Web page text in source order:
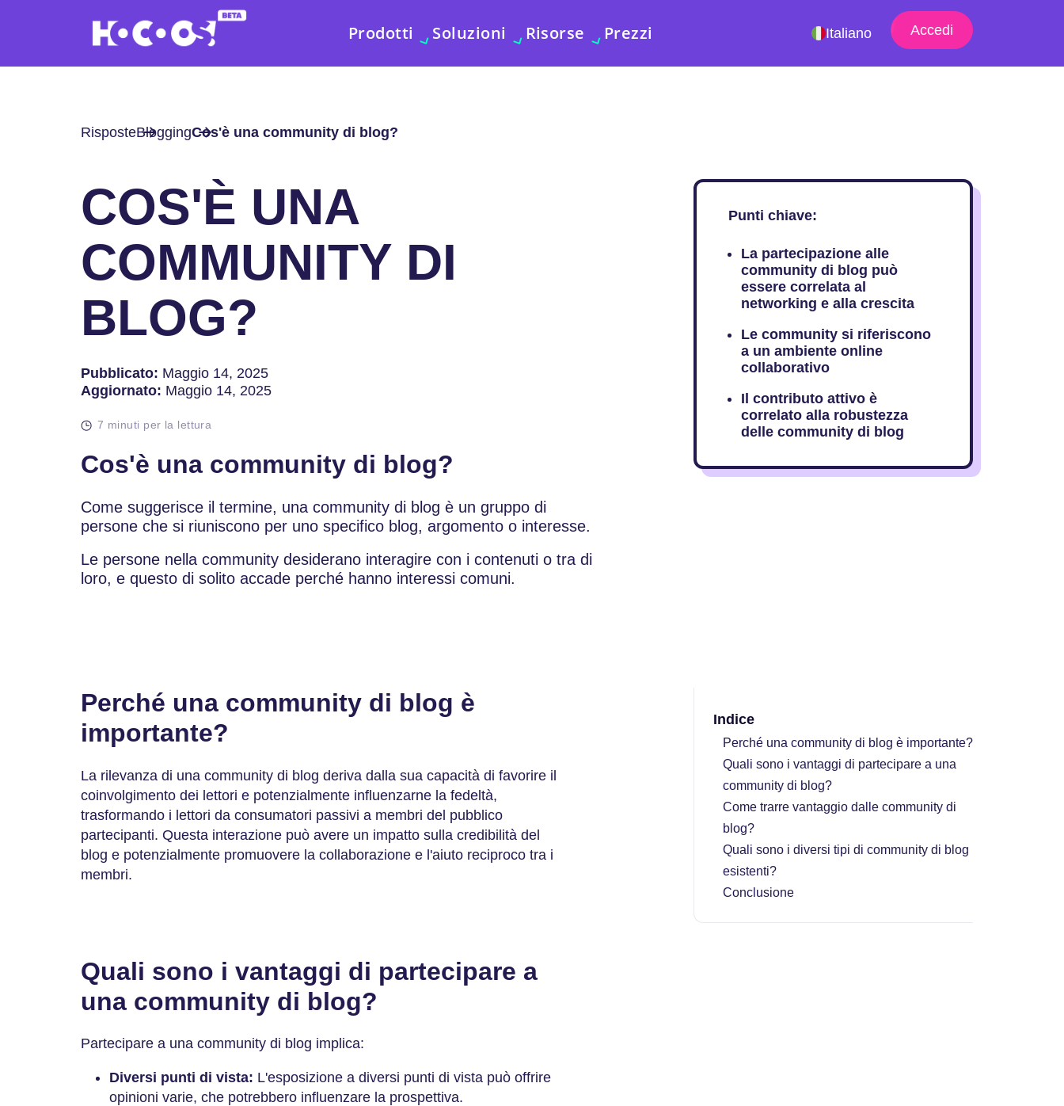
Prodotti Soluzioni Risorse Prezzi Italiano Accedi
RisposteBloggingCos'è una community di blog?
COS'È UNA
COMMUNITY DI
BLOG?
Pubblicato: Maggio 14, 2025
Aggiornato: Maggio 14, 2025
7 minuti per la lettura
Cos'è una community di blog?
Come suggerisce il termine, una community di blog è un gruppo di
persone che si riuniscono per uno specifico blog, argomento o interesse.
Le persone nella community desiderano interagire con i contenuti o tra di
loro, e questo di solito accade perché hanno interessi comuni.
Punti chiave:
La partecipazione alle
community di blog può
essere correlata al
networking e alla crescita
Le community si riferiscono
a un ambiente online
collaborativo
Il contributo attivo è
correlato alla robustezza
delle community di blog
Perché una community di blog è
importante?
La rilevanza di una community di blog deriva dalla sua capacità di favorire il
coinvolgimento dei lettori e potenzialmente influenzarne la fedeltà,
trasformando i lettori da consumatori passivi a membri del pubblico
partecipanti. Questa interazione può avere un impatto sulla credibilità del
blog e potenzialmente promuovere la collaborazione e l'aiuto reciproco tra i
membri.
Quali sono i vantaggi di partecipare a
una community di blog?
Partecipare a una community di blog implica:
Diversi punti di vista: L'esposizione a diversi punti di vista può offrire
opinioni varie, che potrebbero influenzare la prospettiva.
Indice
Perché una community di blog è importante?
Quali sono i vantaggi di partecipare a una
community di blog?
Come trarre vantaggio dalle community di
blog?
Quali sono i diversi tipi di community di blog
esistenti?
Conclusione